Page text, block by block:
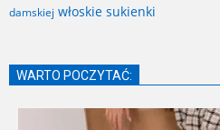
damskiej włoskie sukienki
WARTO POCZYTAĆ: